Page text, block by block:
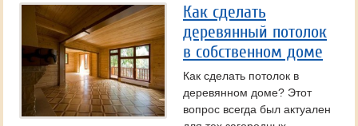
Как сделать
деревянный потолок
в собственном доме
Как сделать потолок в
деревянном доме? Этот
вопрос всегда был актуален